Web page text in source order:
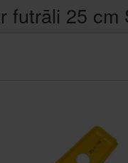
futrāli 25 cm